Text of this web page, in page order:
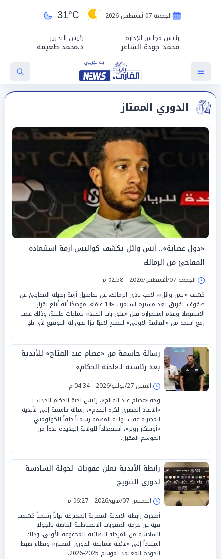
الجمعة 07 أغسطس 2026 31°C
رئيس مجلس الإدارة
محمد جودة الشاعر
رئيس التحرير
د.محمد طعيمة
الدوري الممتاز
«دول عصابة».. أنس وائل يكشف كواليس أزمة استبعاده
المفاجئ من الزمالك
الجمعة 07/أغسطس/2026 - 02:58 م
كشف «أنس وائل»، لاعب نادي الزمالك، عن تفاصيل أزمة رحيله المفاجئ عن
صفوف الفريق بعد مسيرة استمرت «14 عامًا»، موضحًا أنه أُبلغ بقرار
الاستبعاد وعدم استمراره قبل «غلق باب القيد» بساعات قليلة، وذلك عقب
رفع اسمه من «القائمة الأولى» ليصبح لاعبًا حرًا يحق له التوقيع لأي نادٍ.
رسالة حاسمة من «عصام عبد الفتاح» للأندية
بعد رئاسته لـ«لجنة الحكام»
الإثنين 27/يوليو/2026 - 04:34 م
وجه «عصام عبد الفتاح»، رئيس لجنة الحكام الجديد بـ
«الاتحاد المصري لكرة القدم»، رسالة حاسمة إلى الأندية
المصرية عقب توليه المهمة رسمياً خلفاً للكولومبي
«أوسكار رويز»، استعداداً للولاية الجديدة بدءاً من
الموسم المقبل.
رابطة الأندية تعلن عقوبات الجولة السادسة
لدوري التتويج
الخميس 07/مايو/2026 - 06:27 م
أصدرت رابطة الأندية المصرية المحترفة بياناً رسمياً كشفت
فيه عن حزمة العقوبات الانضباطية الخاصة بالجولة
السادسة من المرحلة النهائية للمجموعة الأولى، وذلك
استناداً إلى «لائحة مسابقة الدوري الممتاز» ونظام ضبط
الجودة المعتمد لموسم 2025-2026.